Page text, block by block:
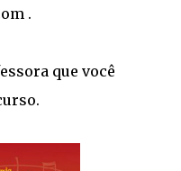
.
que você